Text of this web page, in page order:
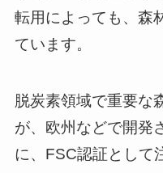
転用によっても、森
ています。
脱炭素領域で重要な
が、欧州などで開発
に、FSC認証として